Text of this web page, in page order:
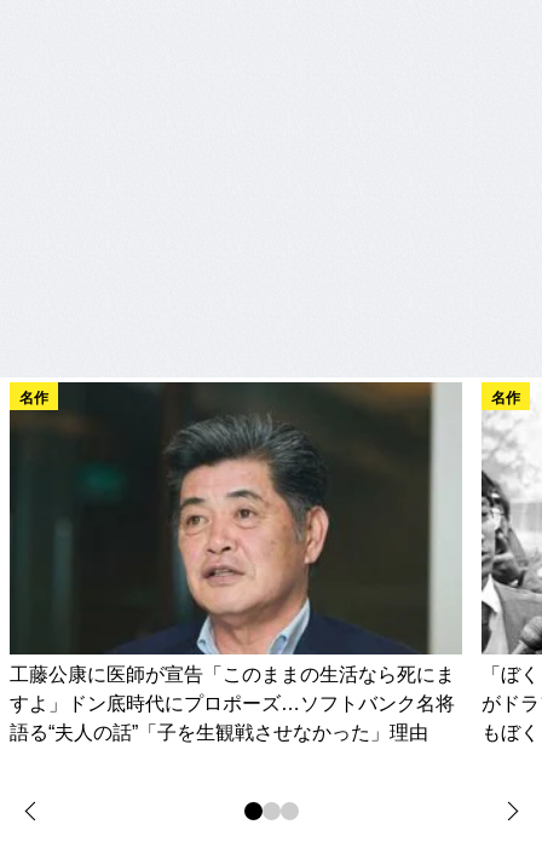
名作
工藤公康に医師が宣告「このままの生活なら死にま
すよ」ドン底時代にプロポーズ…ソフトバンク名将
語る“夫人の話”「子を生観戦させなかった」理由
名作
「ぼ
がド
もぼ